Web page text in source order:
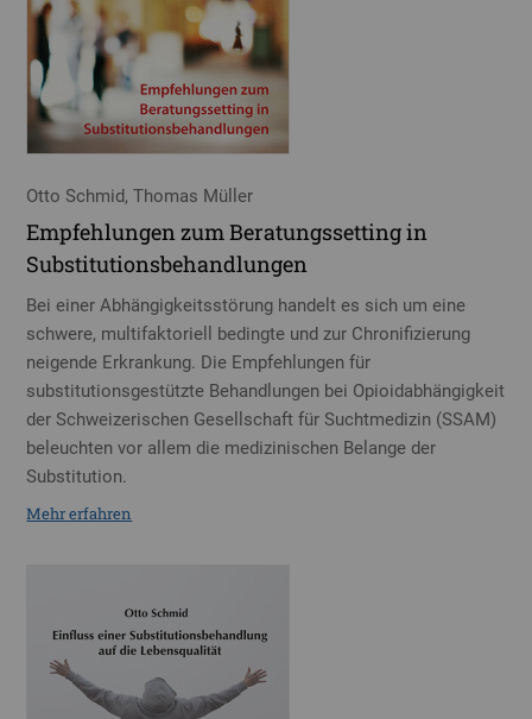
Otto Schmid, Thomas Müller
Empfehlungen zum Beratungssetting in
Substitutionsbehandlungen
Bei einer Abhängigkeitsstörung handelt es sich um eine
schwere, multifaktoriell bedingte und zur Chronifizierung
neigende Erkrankung. Die Empfehlungen für
substitutionsgestützte Behandlungen bei Opioidabhängigkeit
der Schweizerischen Gesellschaft für Suchtmedizin (SSAM)
beleuchten vor allem die medizinischen Belange der
Substitution.
Mehr erfahren